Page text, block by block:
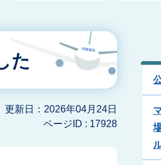
た
更新日：2026年04月24日
ページID : 17928